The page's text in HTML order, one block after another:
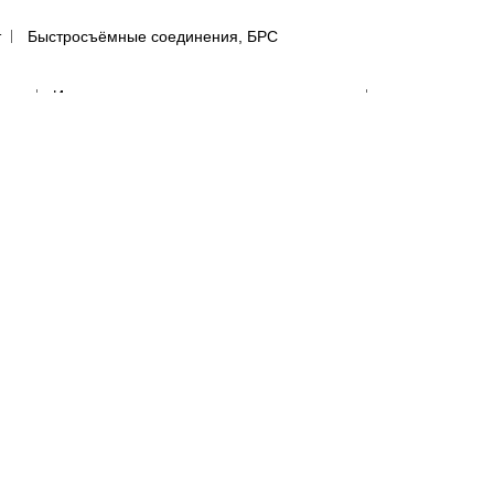
Быстросъёмные соединения, БРС
Инструмент со сменными наконечниками